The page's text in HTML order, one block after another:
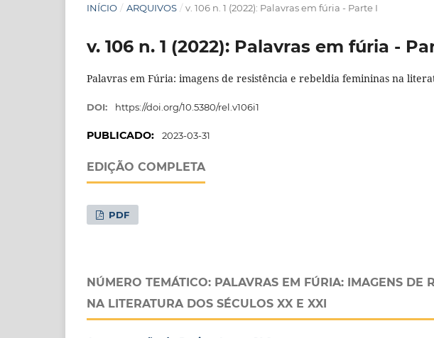
INÍCIO / ARQUIVOS / v. 106 n. 1 (2022): Palavras em fúria - Parte I
v. 106 n. 1 (2022): Palavras em fúria -
Palavras em Fúria: imagens de resistência e rebeldia femininas na
DOI: https://doi.org/10.5380/rel.v106i1
PUBLICADO: 2023-03-31
EDIÇÃO COMPLETA
PDF
NÚMERO TEMÁTICO: PALAVRAS EM FÚRIA: IMAGENS DE
NA LITERATURA DOS SÉCULOS XX E XXI